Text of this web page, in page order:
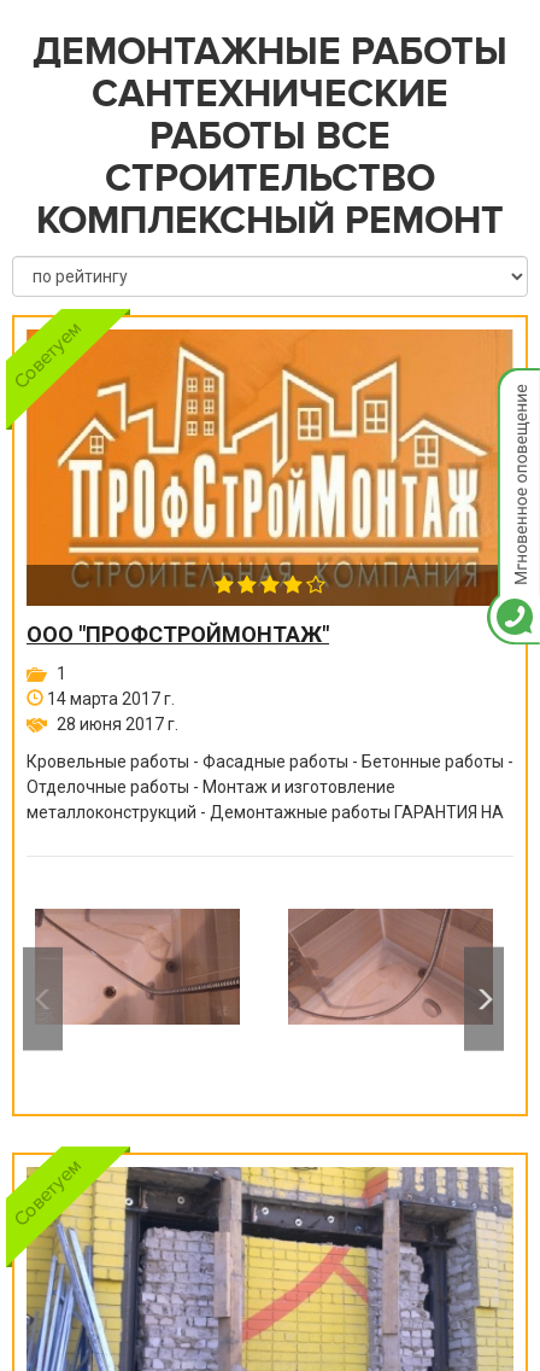
ДЕМОНТАЖНЫЕ РАБОТЫ
САНТЕХНИЧЕСКИЕ
РАБОТЫ ВСЕ
СТРОИТЕЛЬСТВО
КОМПЛЕКСНЫЙ РЕМОНТ
ООО "ПРОФСТРОЙМОНТАЖ"
1
14 марта 2017 г.
28 июня 2017 г.
Кровельные работы - Фасадные работы - Бетонные работы -
Отделочные работы - Монтаж и изготовление
металлоконструкций - Демонтажные работы ГАРАНТИЯ НА